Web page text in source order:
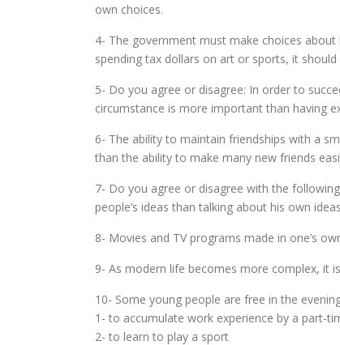
own choices.
4- The government must make choices
spending tax dollars on art or sports, it
5- Do you agree or disagree: In order to
circumstance is more important than having
6- The ability to maintain friendships with a
than the ability to make many new friends
7- Do you agree or disagree with the
people’s ideas than talking about his own
8- Movies and TV programs made in one’s
9- As modern life becomes more complex, it
10- Some young people are free in the
1- to accumulate work experience by a part-
2- to learn to play a sport